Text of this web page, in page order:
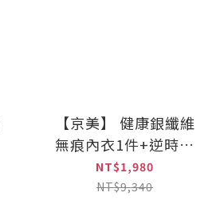
【京美】 健康銀纖維
無痕內衣1件+逆時健
康提臀褲2件組(三角/
平口)*
NT$1,980
NT$9,340